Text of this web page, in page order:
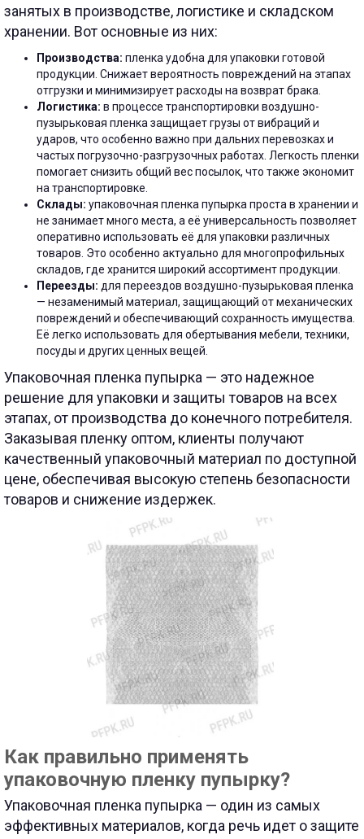
занятых в производстве, логистике и складском
хранении. Вот основные из них:
Производства: пленка удобна для упаковки готовой
продукции. Снижает вероятность повреждений на этапах
отгрузки и минимизирует расходы на возврат брака.
Логистика: в процессе транспортировки воздушно-
пузырьковая пленка защищает грузы от вибраций и
ударов, что особенно важно при дальних перевозках и
частых погрузочно-разгрузочных работах. Легкость пленки
помогает снизить общий вес посылок, что также экономит
на транспортировке.
Склады: упаковочная пленка пупырка проста в хранении и
не занимает много места, а её универсальность позволяет
оперативно использовать её для упаковки различных
товаров. Это особенно актуально для многопрофильных
складов, где хранится широкий ассортимент продукции.
Переезды: для переездов воздушно-пузырьковая пленка
— незаменимый материал, защищающий от механических
повреждений и обеспечивающий сохранность имущества.
Её легко использовать для обертывания мебели, техники,
посуды и других ценных вещей.
Упаковочная пленка пупырка — это надежное
решение для упаковки и защиты товаров на всех
этапах, от производства до конечного потребителя.
Заказывая пленку оптом, клиенты получают
качественный упаковочный материал по доступной
цене, обеспечивая высокую степень безопасности
товаров и снижение издержек.
Как правильно применять
упаковочную пленку пупырку?
Упаковочная пленка пупырка — один из самых
эффективных материалов, когда речь идет о защите